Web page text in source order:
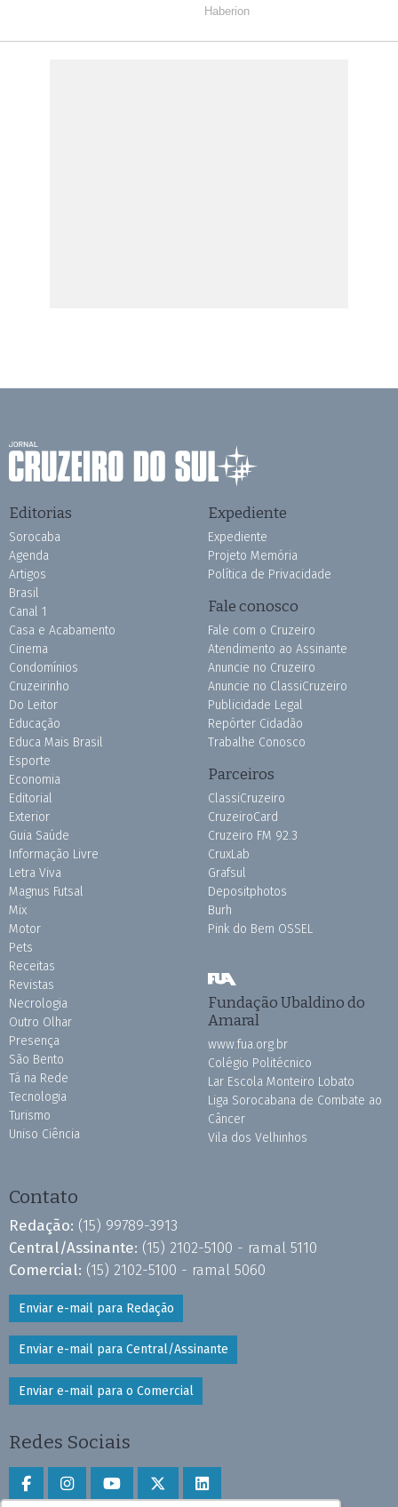
Editorias
Sorocaba
Agenda
Artigos
Brasil
Canal 1
Casa e Acabamento
Cinema
Condomínios
Cruzeirinho
Do Leitor
Educação
Educa Mais Brasil
Esporte
Economia
Editorial
Exterior
Guia Saúde
Informação Livre
Letra Viva
Magnus Futsal
Mix
Motor
Pets
Receitas
Revistas
Necrologia
Outro Olhar
Presença
São Bento
Tá na Rede
Tecnologia
Turismo
Uniso Ciência
Expediente
Expediente
Projeto Memória
Política de Privacidade
Fale conosco
Fale com o Cruzeiro
Atendimento ao Assinante
Anuncie no Cruzeiro
Anuncie no ClassiCruzeiro
Publicidade Legal
Repórter Cidadão
Trabalhe Conosco
Parceiros
ClassiCruzeiro
CruzeiroCard
Cruzeiro FM 92.3
CruxLab
Grafsul
Depositphotos
Burh
Pink do Bem OSSEL
Fundação Ubaldino do
Amaral
www.fua.org.br
Colégio Politécnico
Lar Escola Monteiro Lobato
Liga Sorocabana de Combate ao
Câncer
Vila dos Velhinhos
Contato
Redação: (15) 99789-3913
Central/Assinante: (15) 2102-5100 - ramal 5110
Comercial: (15) 2102-5100 - ramal 5060
Enviar e-mail para Redação
Enviar e-mail para Central/Assinante
Enviar e-mail para o Comercial
Redes Sociais